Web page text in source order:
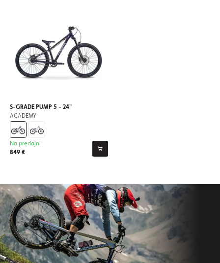
S-GRADE PUMP 5 - 24"
ACADEMY
849 €
Na predajni